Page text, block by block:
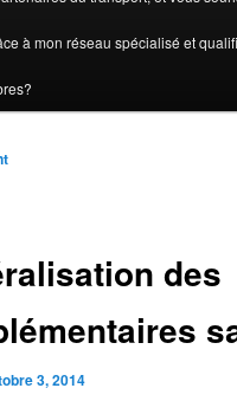
à mon réseau spécialisé et
des
3, 2014